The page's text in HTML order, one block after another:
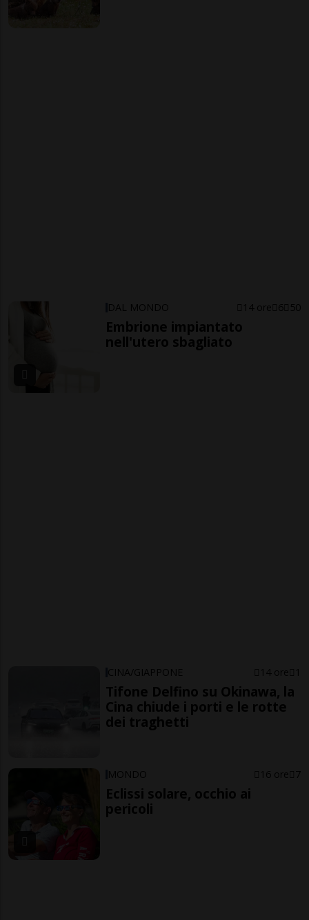
DAL MONDO 14 ore 6 50
Embrione impiantato
nell'utero sbagliato
CINA/GIAPPONE 14 ore 1
Tifone Delfino su Okinawa, la
Cina chiude i porti e le rotte
dei traghetti
MONDO 16 ore 7
Eclissi solare, occhio ai
pericoli